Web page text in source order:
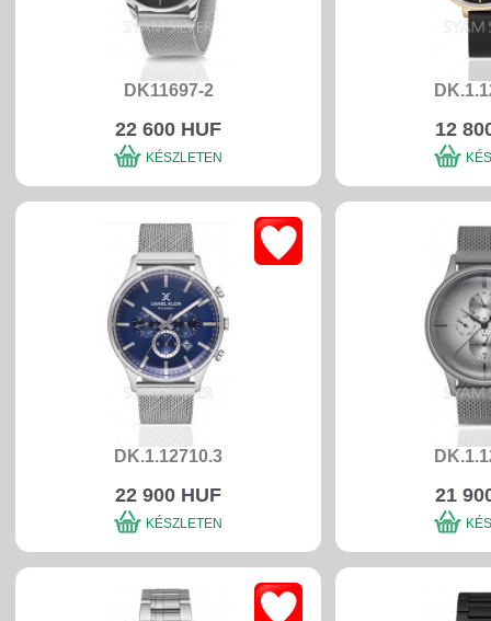
DK11697-2
22 600 HUF
KÉSZLETEN
12
DK.1.12710.3
22 900 HUF
KÉSZLETEN
21